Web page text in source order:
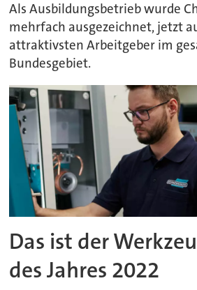
Als Ausbildungsbetrieb wurde
mehrfach ausgezeichnet, jetzt
attraktivsten Arbeitgeber im
Bundesgebiet.
Das ist der
des Jahres 2022